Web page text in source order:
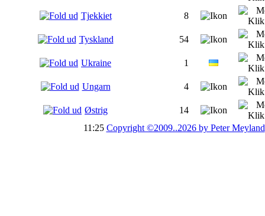
Tjekkiet 8
Tyskland 54
Ukraine 1
Ungarn 4
Østrig
14
11:25 Copyright ©2009..2026 by Peter Meyland